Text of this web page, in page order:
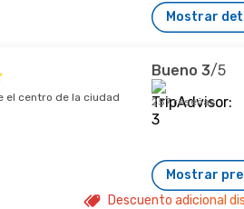
Mostrar
el centro de la ciudad
Bueno 3/5
257 reseñas
Mostrar
Descuento adicional